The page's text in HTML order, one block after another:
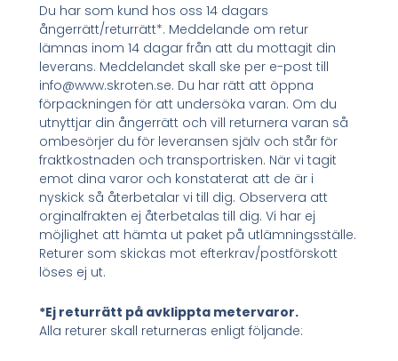
Du har som kund hos oss 14 dagars
ångerrätt/returrätt*. Meddelande om retur
lämnas inom 14 dagar från att du mottagit din
leverans. Meddelandet skall ske per e-post till
info@www.skroten.se. Du har rätt att öppna
förpackningen för att undersöka varan. Om du
utnyttjar din ångerrätt och vill returnera varan så
ombesörjer du för leveransen själv och står för
fraktkostnaden och transportrisken. När vi tagit
emot dina varor och konstaterat att de är i
nyskick så återbetalar vi till dig. Observera att
orginalfrakten ej återbetalas till dig. Vi har ej
möjlighet att hämta ut paket på utlämningsställe.
Returer som skickas mot efterkrav/postförskott
löses ej ut.
*Ej returrätt på avklippta metervaror.
Alla returer skall returneras enligt följande: